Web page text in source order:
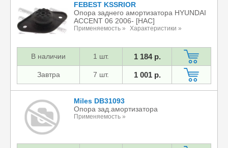
FEBEST KSSRIOR
Опора заднего амортизатора HYUNDAI
ACCENT 06 2006- [HAC]
Применяемость » Характеристики »
В наличии 1 шт. 1 184 р.
Завтра 7 шт. 1 001 р.
Miles DB31093
Опора зад.амортизатора
Применяемость »